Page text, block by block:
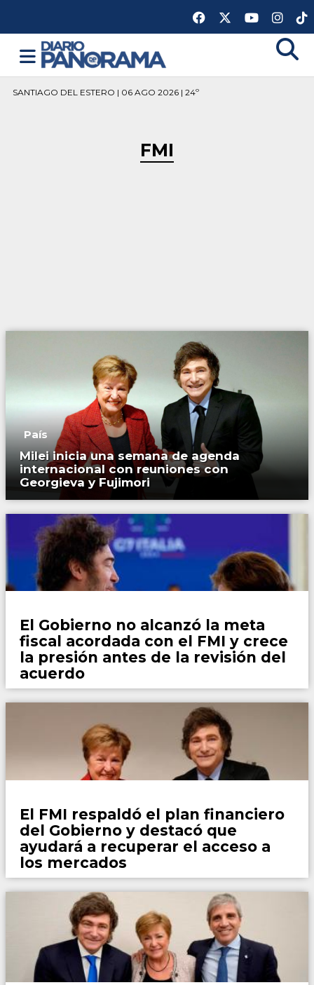
SANTIAGO DEL ESTERO | 06 AGO 2026 | 24º
FMI
País
Milei inicia una semana de agenda
internacional con reuniones con
Georgieva y Fujimori
El Gobierno no alcanzó la meta
fiscal acordada con el FMI y crece
la presión antes de la revisión del
acuerdo
El FMI respaldó el plan financiero
del Gobierno y destacó que
ayudará a recuperar el acceso a
los mercados